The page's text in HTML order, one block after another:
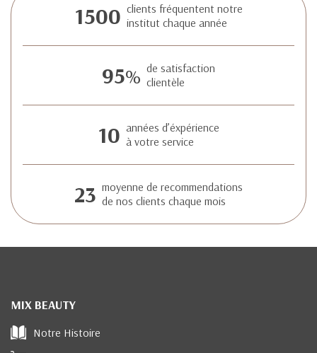
1500 clients fréquentent notre
institut chaque année
95% de satisfaction
clientèle
10 années d’éxpérience
à votre service
23 moyenne de recommendations
de nos clients chaque mois
MIX BEAUTY
Notre Histoire